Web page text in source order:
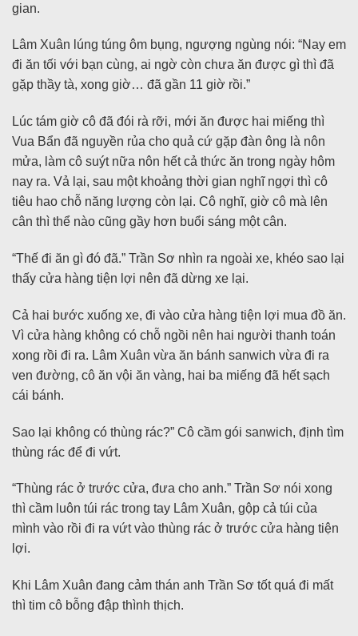
gian.
Lâm Xuân lúng túng ôm bụng, ngượng ngùng nói: “Nay em
đi ăn tối với bạn cùng, ai ngờ còn chưa ăn được gì thì đã
gặp thầy tà, xong giờ… đã gần 11 giờ rồi.”
Lúc tám giờ cô đã đói rà rỡi, mới ăn được hai miếng thì
Vua Bẩn đã nguyền rủa cho quả cứ gặp đàn ông là nôn
mửa, làm cô suýt nữa nôn hết cả thức ăn trong ngày hôm
nay ra. Vả lại, sau một khoảng thời gian nghĩ ngợi thì cô
tiêu hao chỗ năng lượng còn lại. Cô nghĩ, giờ cô mà lên
cân thì thể nào cũng gầy hơn buổi sáng một cân.
“Thế đi ăn gì đó đã.” Trần Sơ nhìn ra ngoài xe, khéo sao lại
thấy cửa hàng tiện lợi nên đã dừng xe lại.
Cả hai bước xuống xe, đi vào cửa hàng tiện lợi mua đồ ăn.
Vì cửa hàng không có chỗ ngồi nên hai người thanh toán
xong rồi đi ra. Lâm Xuân vừa ăn bánh sanwich vừa đi ra
ven đường, cô ăn vội ăn vàng, hai ba miếng đã hết sạch
cái bánh.
Sao lại không có thùng rác?” Cô cầm gói sanwich, định tìm
thùng rác để đi vứt.
“Thùng rác ở trước cửa, đưa cho anh.” Trần Sơ nói xong
thì cầm luôn túi rác trong tay Lâm Xuân, gộp cả túi của
mình vào rồi đi ra vứt vào thùng rác ở trước cửa hàng tiện
lợi.
Khi Lâm Xuân đang cảm thán anh Trần Sơ tốt quá đi mất
thì tim cô bỗng đập thình thịch.